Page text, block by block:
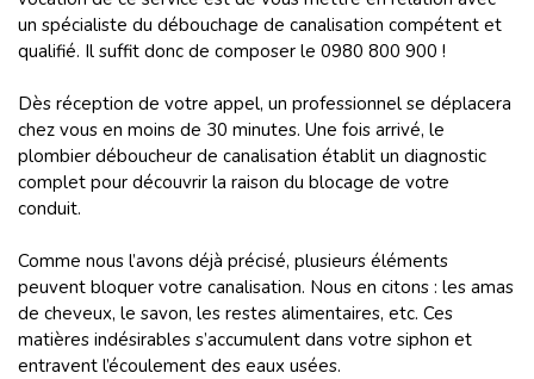
un spécialiste du débouchage de canalisation compétent et
qualifié. Il suffit donc de composer le 0980 800 900 !
Dès réception de votre appel, un professionnel se déplacera
chez vous en moins de 30 minutes. Une fois arrivé, le
plombier déboucheur de canalisation établit un diagnostic
complet pour découvrir la raison du blocage de votre
conduit.
Comme nous l’avons déjà précisé, plusieurs éléments
peuvent bloquer votre canalisation. Nous en citons : les amas
de cheveux, le savon, les restes alimentaires, etc. Ces
matières indésirables s’accumulent dans votre siphon et
entravent l’écoulement des eaux usées.